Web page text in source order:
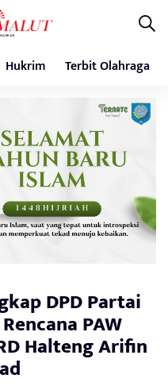
Hukrim Terbit Olahraga
DPD Partai
PAW
Halteng Arifin